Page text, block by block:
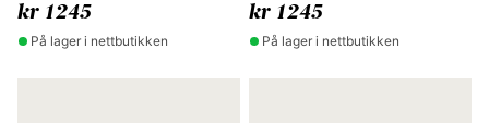
kr 1245
På lager i nettbutikken
kr 1245
På lager i nettbutikken